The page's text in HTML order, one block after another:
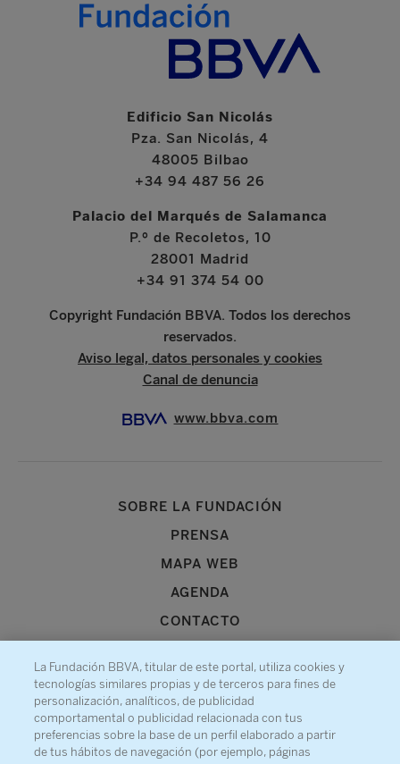
Edificio San Nicolás
Pza. San Nicolás, 4
48005 Bilbao
+34 94 487 56 26
Palacio del Marqués de Salamanca
P.º de Recoletos, 10
28001 Madrid
+34 91 374 54 00
Copyright Fundación BBVA. Todos los derechos
reservados.
Aviso legal, datos personales y cookies
Canal de denuncia
www.bbva.com
SOBRE LA FUNDACIÓN
PRENSA
MAPA WEB
AGENDA
CONTACTO
Recibe información sobre nuestra actividad
La Fundación BBVA, titular de este portal, utiliza cookies y
tecnologías similares propias y de terceros para fines de
personalización, analíticos, de publicidad
comportamental o publicidad relacionada con tus
preferencias sobre la base de un perfil elaborado a partir
de tus hábitos de navegación (por ejemplo, páginas